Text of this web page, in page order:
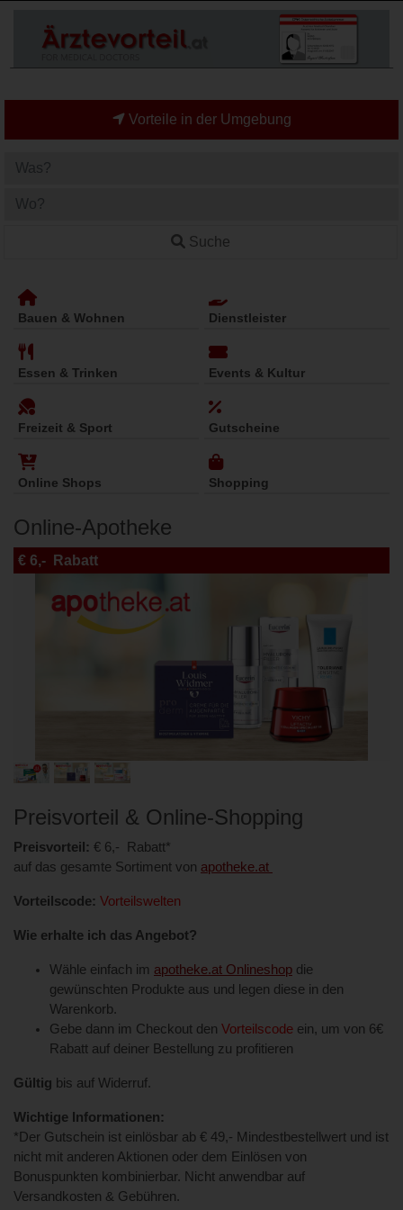
Vorteile in der Umgebung
Suche
Bauen & Wohnen Dienstleister
Essen & Trinken Events & Kultur
Freizeit & Sport Gutscheine
Online Shops Shopping
Online‑Apotheke
€ 6,- Rabatt
Preisvorteil & Online-Shopping
Preisvorteil: € 6,- Rabatt*
auf das gesamte Sortiment von apotheke.at
Vorteilscode: Vorteilswelten
Wie erhalte ich das Angebot?
Wähle einfach im apotheke.at Onlineshop die
gewünschten Produkte aus und legen diese in den
Warenkorb.
Gebe dann im Checkout den Vorteilscode ein, um von 6€
Rabatt auf deiner Bestellung zu profitieren
Gültig bis auf Widerruf.
Wichtige Informationen:
*Der Gutschein ist einlösbar ab € 49,- Mindestbestellwert und ist
nicht mit anderen Aktionen oder dem Einlösen von
Bonuspunkten kombinierbar. Nicht anwendbar auf
Versandkosten & Gebühren.